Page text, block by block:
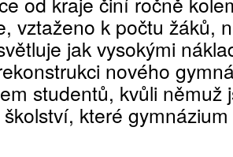
vztaženo k počtu žáků,
jak vysokými
nového
studentů, kvůli němuž
které